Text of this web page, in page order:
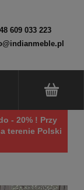
609 033 223
- 20% ! Przy
terenie Polski